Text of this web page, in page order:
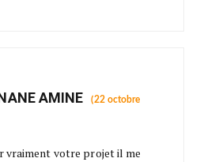
AMINE (22 octobre
vraiment votre projet il me